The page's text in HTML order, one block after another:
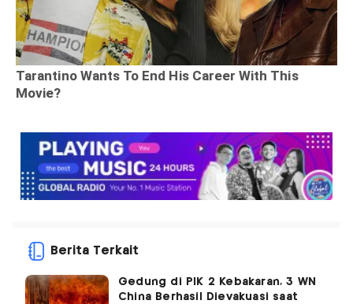
Berita Terkait
Gedung di PIK 2 Kebakaran, 3 WN
China Berhasil Dievakuasi saat